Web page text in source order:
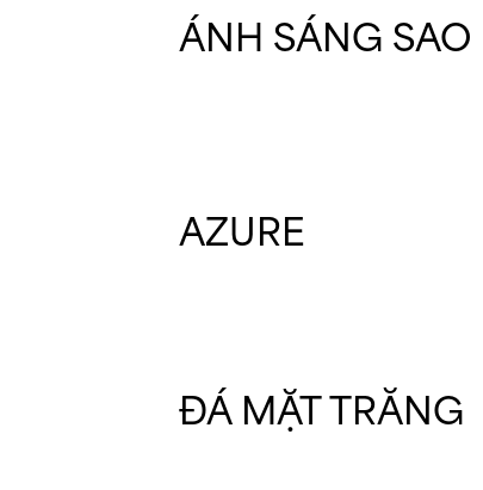
ÁNH SÁNG SAO
AZURE
ĐÁ MẶT TRĂNG